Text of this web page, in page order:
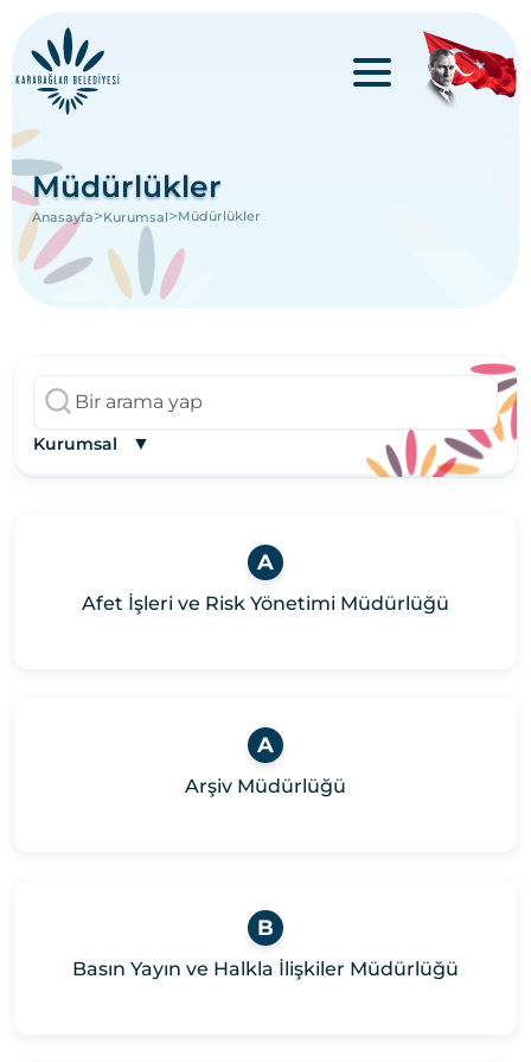
Müdürlükler
Anasayfa>Kurumsal>Müdürlükler
Kurumsal ▼
A
Afet İşleri ve Risk Yönetimi Müdürlüğü
A
Arşiv Müdürlüğü
B
Basın Yayın ve Halkla İlişkiler Müdürlüğü